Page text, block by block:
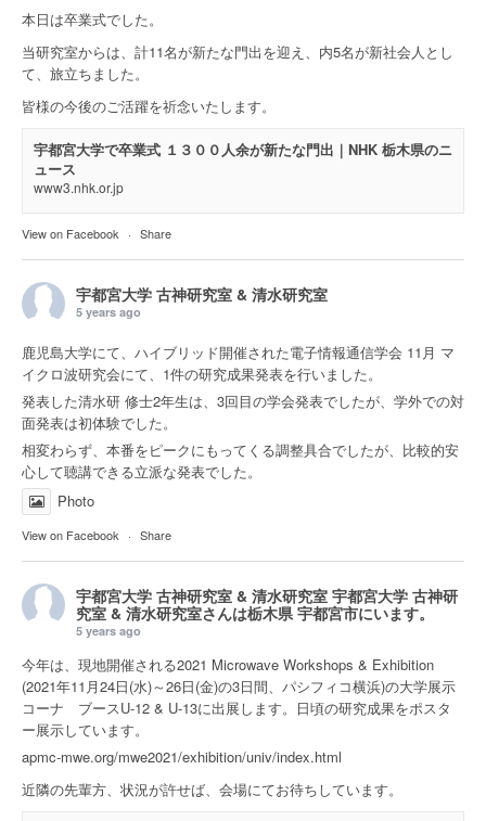
本日は卒業式でした。
当研究室からは、計11名が新たな門出を迎え、内5名が新社会人とし
て、旅立ちました。
皆様の今後のご活躍を祈念いたします。
宇都宮大学で卒業式 １３００人余が新たな門出｜NHK 栃木県のニ
ュース
www3.nhk.or.jp
View on Facebook · Share
宇都宮大学 古神研究室 & 清水研究室
5 years ago
鹿児島大学にて、ハイブリッド開催された電子情報通信学会 11月 マ
イクロ波研究会にて、1件の研究成果発表を行いました。
発表した清水研 修士2年生は、3回目の学会発表でしたが、学外での対
面発表は初体験でした。
相変わらず、本番をピークにもってくる調整具合でしたが、比較的安
心して聴講できる立派な発表でした。
Photo
View on Facebook · Share
宇都宮大学 古神研究室 & 清水研究室 宇都宮大学 古神研
究室 & 清水研究室さんは栃木県 宇都宮市にいます。
5 years ago
今年は、現地開催される2021 Microwave Workshops & Exhibition
(2021年11月24日(水)～26日(金)の3日間、パシフィコ横浜)の大学展示
コーナ ブースU-12 & U-13に出展します。日頃の研究成果をポスタ
ー展示しています。
apmc-mwe.org/mwe2021/exhibition/univ/index.html
近隣の先輩方、状況が許せば、会場にてお待ちしています。